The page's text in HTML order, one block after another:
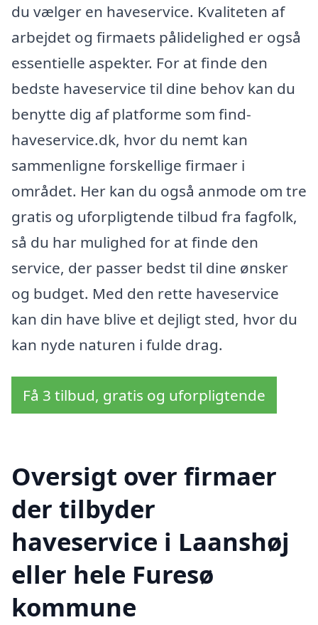
du vælger en haveservice. Kvaliteten af
arbejdet og firmaets pålidelighed er også
essentielle aspekter. For at finde den
bedste haveservice til dine behov kan du
benytte dig af platforme som find-
haveservice.dk, hvor du nemt kan
sammenligne forskellige firmaer i
området. Her kan du også anmode om tre
gratis og uforpligtende tilbud fra fagfolk,
så du har mulighed for at finde den
service, der passer bedst til dine ønsker
og budget. Med den rette haveservice
kan din have blive et dejligt sted, hvor du
kan nyde naturen i fulde drag.
Få 3 tilbud, gratis og uforpligtende
Oversigt over firmaer
der tilbyder
haveservice i Laanshøj
eller hele Furesø
kommune